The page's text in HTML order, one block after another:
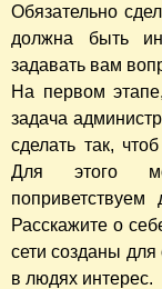
Обязательно
должна быть
задавать вам
На первом
задача
сделать так,
Для этого
поприветствуем
Расскажите о
сети созданы
в людях интерес.